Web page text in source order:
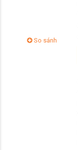
So sánh